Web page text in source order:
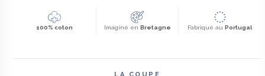
à
47€
100% coton Imaginé en Bretagne Fabriqué auPortugal